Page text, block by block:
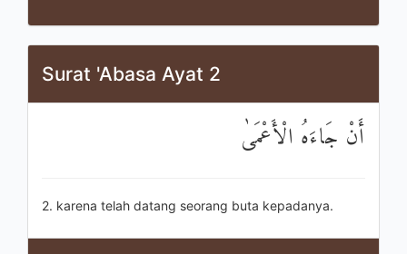
Surat 'Abasa Ayat 2
أَنْ جَاءَهُ الْأَعْمَىٰ
2. karena telah datang seorang buta kepadanya.